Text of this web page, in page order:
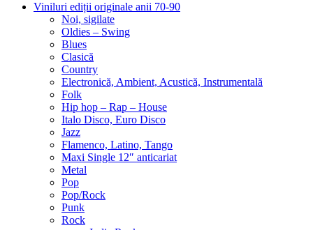
Viniluri ediții originale anii 70-90
Noi, sigilate
Oldies – Swing
Blues
Clasică
Country
Electronică, Ambient, Acustică, Instrumentală
Folk
Hip hop – Rap – House
Italo Disco, Euro Disco
Jazz
Flamenco, Latino, Tango
Maxi Single 12″ anticariat
Metal
Pop
Pop/Rock
Punk
Rock